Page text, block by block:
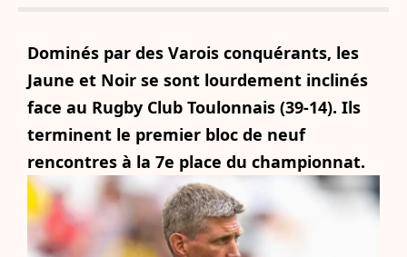
Dominés par des Varois conquérants, les
Jaune et Noir se sont lourdement inclinés
face au Rugby Club Toulonnais (39-14). Ils
terminent le premier bloc de neuf
rencontres à la 7e place du championnat.